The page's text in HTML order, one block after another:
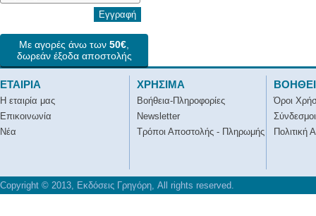
Εγγραφή
Με αγορές άνω των 50€
δωρεάν έξοδα αποστολής
ΕΤΑΙΡΙΑ
Η εταιρία μας
Επικοινωνία
Νέα
ΧΡΗΣΙΜΑ
Βοήθεια-Πληροφορίες
Newsletter
Τρόποι Αποστολής - Πληρωμής
Όροι
Σύνδεσμοι
Πολιτική
Copyright © 2013, Εκδόσεις Γρηγόρη, All rights reserved.